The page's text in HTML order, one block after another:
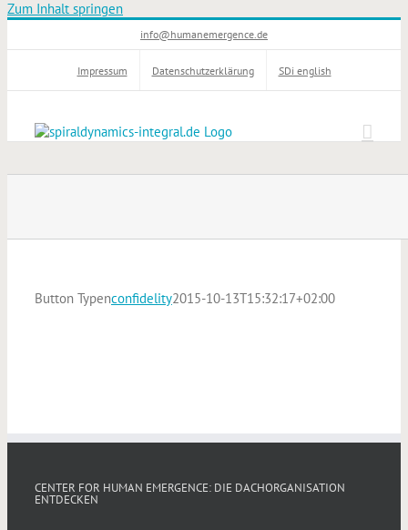
Zum Inhalt springen
info@humanemergence.de
Impressum Datenschutzerklärung SDi english
Button Typenconfidelity2015-10-13T15:32:17+02:00
CENTER FOR HUMAN EMERGENCE: DIE DACHORGANISATION
ENTDECKEN